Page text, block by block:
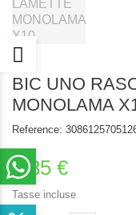
BIC UNO
MONOLAMA
Reference:
1,85 €
Tasse incluse